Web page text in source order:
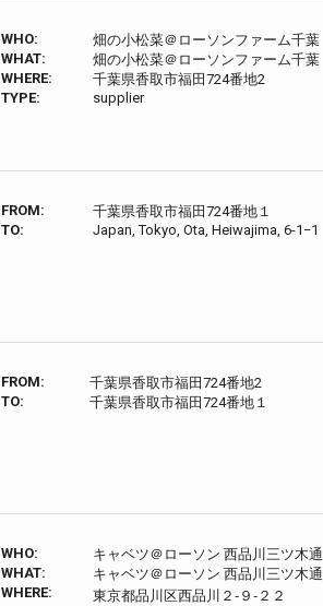
WHO:
畑の小松菜＠ローソンファーム千葉
WHAT:
畑の小松菜＠ローソンファーム千葉
WHERE:
千葉県香取市福田724番地2
TYPE:
supplier
FROM:
千葉県香取市福田724番地１
TO:
Japan, Tokyo, Ota, Heiwajima, 6-1−1
FROM:
千葉県香取市福田724番地2
TO:
千葉県香取市福田724番地１
WHO:
キャベツ＠ローソン 西品川三ツ木通
WHAT:
キャベツ＠ローソン 西品川三ツ木通
WHERE:
東京都品川区西品川２‐９‐２２